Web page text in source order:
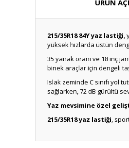
ÜRÜN
215/35R18 84Y yaz lastiği,
yüksek hızlarda üstün
35 yanak oranı ve 18 inç
binek araçlar için dengeli
Islak zeminde C sınıfı yol
sağlarken, 72 dB gürültü
Yaz mevsimine özel
215/35R18 yaz lastiği,